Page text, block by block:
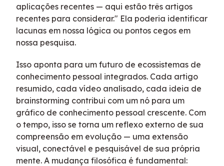
aplicações recentes — aqui estão três artigos
recentes para considerar." Ela poderia identificar
lacunas em nossa lógica ou pontos cegos em
nossa pesquisa.
Isso aponta para um futuro de ecossistemas de
conhecimento pessoal integrados. Cada artigo
resumido, cada vídeo analisado, cada ideia de
brainstorming contribui com um nó para um
gráfico de conhecimento pessoal crescente. Com
o tempo, isso se torna um reflexo externo de sua
compreensão em evolução — uma extensão
visual, conectável e pesquisável de sua própria
mente. A mudança filosófica é fundamental: